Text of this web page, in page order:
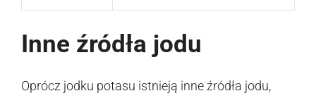
Inne źródła jodu
Oprócz jodku potasu istnieją inne źródła jodu,